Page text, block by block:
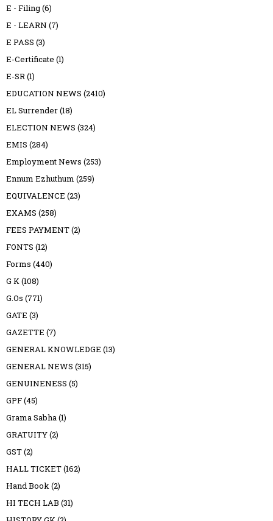
E - Filing(6)
E - LEARN (7)
E PASS (3)
E-Certificate (1)
E-SR(1)
EDUCATION NEWS (2410)
EL Surrender(18)
ELECTION NEWS (324)
EMIS (284)
Employment News (253)
Ennum Ezhuthum (259)
EQUIVALENCE (23)
EXAMS (258)
FEES PAYMENT(2)
FONTS (12)
Forms (440)
G K(108)
G.Os (771)
GATE (3)
GAZETTE (7)
GENERAL KNOWLEDGE (13)
GENERAL NEWS (315)
GENUINENESS (5)
GPF(45)
Grama Sabha(1)
GRATUITY(2)
GST(2)
HALL TICKET(162)
Hand Book(2)
HI TECH LAB (31)